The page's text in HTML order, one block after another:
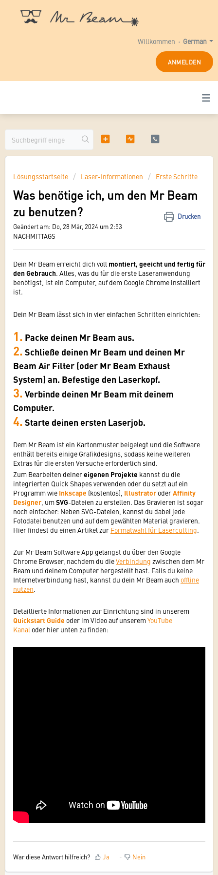
German
Willkommen
ANMELDEN
Lösungsstartseite Laser-Informationen Erste Schritte
Was benötige ich, um den Mr Beam
zu benutzen?
Drucken
Geändert am: Do, 28 Mär, 2024 um 2:53
NACHMITTAGS
Dein Mr Beam erreicht dich voll montiert, geeicht und fertig für
den Gebrauch. Alles, was du für die erste Laseranwendung
benötigst, ist ein Computer, auf dem Google Chrome installiert
ist.
Dein Mr Beam lässt sich in vier einfachen Schritten einrichten:
1. Packe deinen Mr Beam aus.
2.Schließe deinen Mr Beam und deinen Mr
Beam Air Filter (oder Mr Beam Exhaust
System)an. Befestige den Laserkopf.
3.Verbinde deinen Mr Beam mit deinem
Computer.
4.Starte deinen ersten Laserjob.
Dem Mr Beam ist ein Kartonmuster beigelegt und die Software
enthält bereits einige Grafikdesigns, sodass keine weiteren
Extras für die ersten Versuche erforderlich sind.
Zum Bearbeiten deinereigenen Projekte kannst du die
integrierten Quick Shapes verwenden oder du setzt auf ein
Programm wie Inkscape (kostenlos), IllustratoroderAffinity
Designer, umSVG-Dateien zu erstellen. Das Gravieren ist sogar
noch einfacher: Neben SVG-Dateien, kannst du dabei jede
Fotodatei benutzen und auf dem gewählten Material gravieren.
Hier findest du einen Artikel zur Formatwahl für Lasercutting.
Zur Mr Beam Software App gelangst du über den Google
Chrome Browser, nachdem du dieVerbindung zwischen dem Mr
Beam und deinem Computer hergestellt hast. Falls du keine
Internetverbindung hast, kannst du dein Mr Beam auch offline
nutzen.
Detaillierte Informationen zur Einrichtung sind in unserem
Quickstart Guide oder im Video auf unseremYouTube
Kanal oder hier unten zu finden:
War diese Antwort hilfreich? Ja Nein